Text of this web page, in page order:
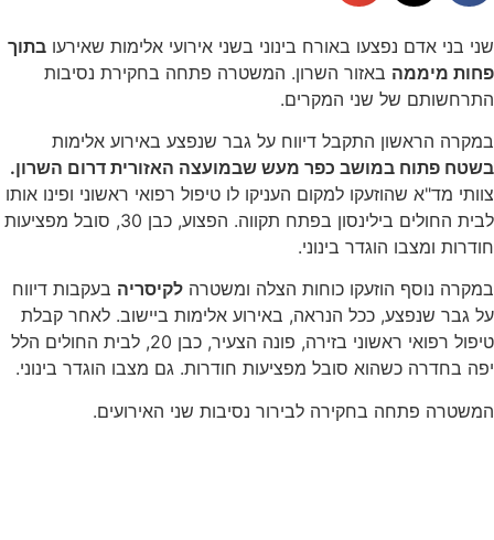
שני בני אדם נפצעו באורח בינוני בשני אירועי אלימות שאירעו בתוך
פחות מיממה באזור השרון. המשטרה פתחה בחקירת נסיבות
התרחשותם של שני המקרים.
במקרה הראשון התקבל דיווח על גבר שנפצע באירוע אלימות
בשטח פתוח במושב כפר מעש שבמועצה האזורית דרום השרון.
צוותי מד"א שהוזעקו למקום העניקו לו טיפול רפואי ראשוני ופינו אותו
לבית החולים בילינסון בפתח תקווה. הפצוע, כבן 30, סובל מפציעות
חודרות ומצבו הוגדר בינוני.
במקרה נוסף הוזעקו כוחות הצלה ומשטרה לקיסריה בעקבות דיווח
על גבר שנפצע, ככל הנראה, באירוע אלימות ביישוב. לאחר קבלת
טיפול רפואי ראשוני בזירה, פונה הצעיר, כבן 20, לבית החולים הלל
יפה בחדרה כשהוא סובל מפציעות חודרות. גם מצבו הוגדר בינוני.
המשטרה פתחה בחקירה לבירור נסיבות שני האירועים.